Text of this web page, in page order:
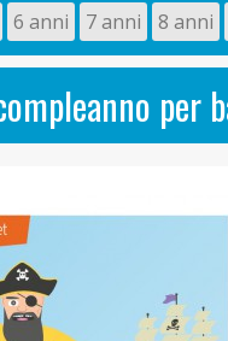
6 anni 7 anni 8 anni
per